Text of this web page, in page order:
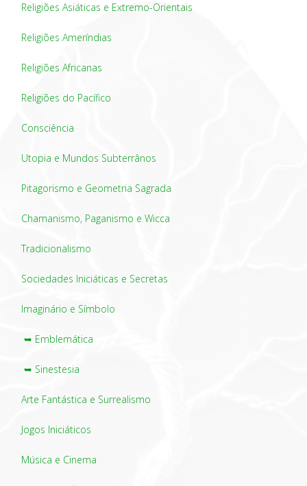
Religiões Asiáticas e Extremo-Orientais
Religiões Ameríndias
Religiões Africanas
Religiões do Pacífico
Consciência
Utopia e Mundos Subterrânos
Pitagorismo e Geometria Sagrada
Chamanismo, Paganismo e Wicca
Tradicionalismo
Sociedades Iniciáticas e Secretas
Imaginário e Símbolo
➥ Emblemática
➥ Sinestesia
Arte Fantástica e Surrealismo
Jogos Iniciáticos
Música e Cinema